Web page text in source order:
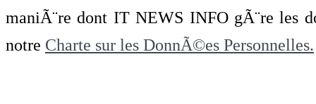
maniÃ¨re dont IT NEWS INFO gÃ¨re les
notre Charte sur les DonnÃ©es Personnelles.